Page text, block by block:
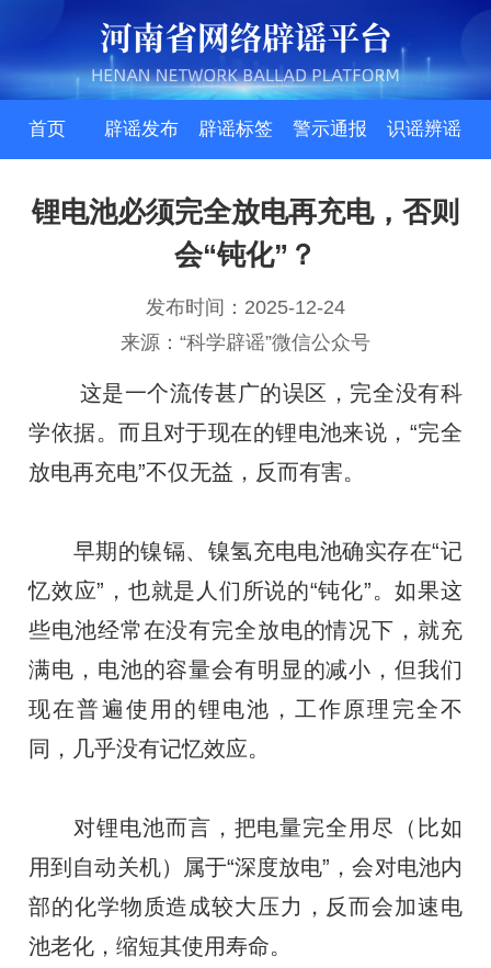
首页 辟谣发布 辟谣标签 警示通报 识谣辨谣
锂电池必须完全放电再充电，否则
会“钝化”？
发布时间：2025-12-24
来源：“科学辟谣”微信公众号
这是一个流传甚广的误区，完全没有科
学依据。而且对于现在的锂电池来说，“完全
放电再充电”不仅无益，反而有害。
早期的镍镉、镍氢充电电池确实存在“记
忆效应”，也就是人们所说的“钝化”。如果这
些电池经常在没有完全放电的情况下，就充
满电，电池的容量会有明显的减小，但我们
现在普遍使用的锂电池，工作原理完全不
同，几乎没有记忆效应。
对锂电池而言，把电量完全用尽（比如
用到自动关机）属于“深度放电”，会对电池内
部的化学物质造成较大压力，反而会加速电
池老化，缩短其使用寿命。